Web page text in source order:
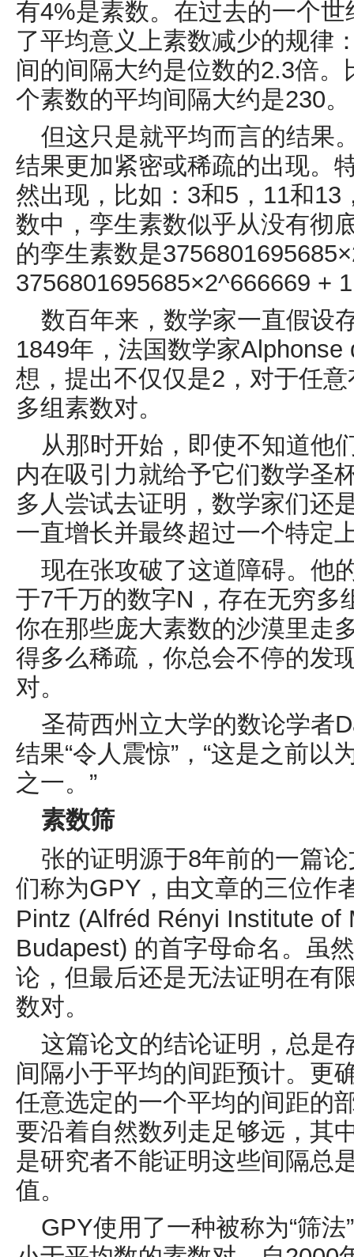
有4%是素数。在过去的一个
了平均意义上素数减少的规律
间的间隔大约是位数的2.3倍。
个素数的平均间隔大约是230。
但这只是就平均而言的结果
结果更加紧密或稀疏的出现。
然出现，比如： 3和5 ， 11和13
数中，孪生素数似乎从没有彻
的孪生素数是3756801695685×
3756801695685×2^666669 + 1
数百年来，数学家一直假设
1849年，法国数学家Alphonse
想，提出不仅仅是2 ，对于任
多组素数对。
从那时开始，即使不知道他
内在吸引力就给予它们数学圣
多人尝试去证明，数学家们还
一直增长并最终超过一个特定
现在张攻破了这道障碍。他
于7千万的数字N ，存在无穷多
你在那些庞大素数的沙漠里走
得多么稀疏，你总会不停的发
对。
圣荷西州立大学的数论学者
结果“令人震惊”，“这是之前以
之一。”
素数筛
张的证明源于8年前的一篇
们称为GPY ，由文章的三位作
Pintz (Alfréd Rényi Institute of
Budapest) 的首字母命名。虽然
论，但最后还是无法证明在有
数对。
这篇论文的结论证明，总是
间隔小于平均的间距预计。更
任意选定的一个平均的间距的
要沿着自然数列走足够远，其
是研究者不能证明这些间隔总
值。
GPY使用了一种被称为“筛